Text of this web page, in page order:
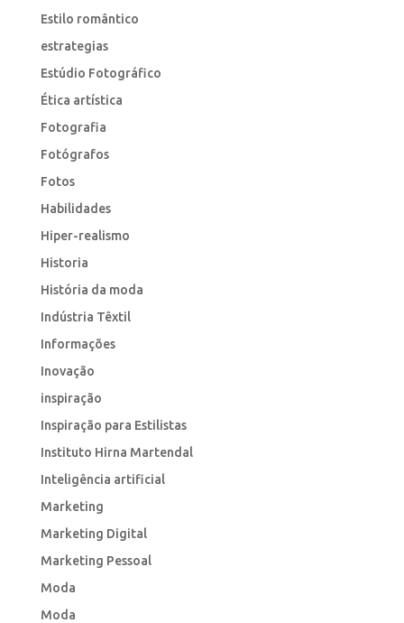
Estilo romântico
estrategias
Estúdio Fotográfico
Ética artística
Fotografia
Fotógrafos
Fotos
Habilidades
Hiper-realismo
Historia
História da moda
Indústria Têxtil
Informações
Inovação
inspiração
Inspiração para Estilistas
Instituto Hirna Martendal
Inteligência artificial
Marketing
Marketing Digital
Marketing Pessoal
Moda
Moda